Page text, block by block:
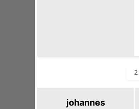
johannes